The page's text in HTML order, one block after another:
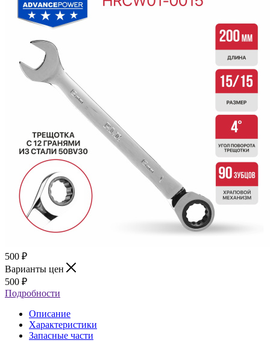
500 ₽
Варианты цен
500 ₽
Подробности
Описание
Характеристики
Запасные части